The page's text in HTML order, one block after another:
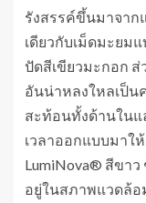
รังสรรค์ขึ้นมาจาก
เดียวกับเม็ดมะยม
ปัดสีเขียวมะกอก
อันน่าหลงใหลเป็น
สะท้อนทั้งด้านใน
เวลาออกแบบมาใ
LumiNova® สีขาว
อยู่ในสภาพแวดล้